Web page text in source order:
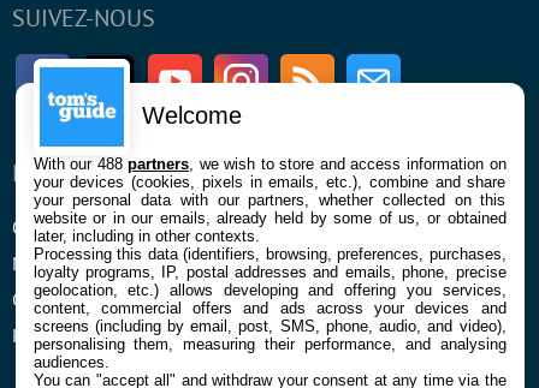
SUIVEZ-NOUS
FacebookTwitter Youtube InstagramRSS Newsletter
ENTREPRISE
Qui sommes nous
Mentions légales et CGU
Confidentialité et Cookies
Préférences cookies
À PROPOS
La rédaction
Contact
Welcome
With our 488partners , we wish to store and access information on
your devices (cookies, pixels in emails, etc.), combine and share
your personal data with our partners, whether collected on this
website or in our emails, already held by some of us, or obtained
later, including in other contexts.
Processing this data (identifiers, browsing, preferences, purchases,
loyalty programs, IP, postal addresses and emails, phone, precise
geolocation, etc.) allows developing and offering you services,
content, commercial offers and ads across your devices and
screens (including by email, post, SMS, phone, audio, and video),
personalising them, measuring their performance, and analysing
audiences.
You can "accept all" and withdraw your consent at any time via the